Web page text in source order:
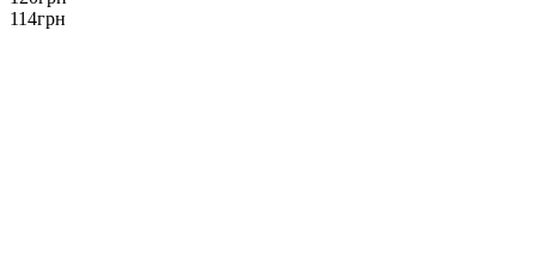
114грн